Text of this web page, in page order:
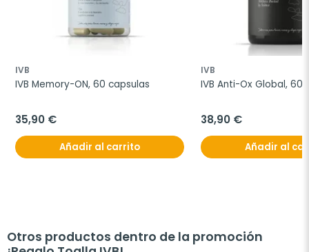
IVB
IVB Memory-ON, 60 capsulas
35,90 €
Añadir al carrito
IVB
IVB Anti-Ox Global, 60
38,90 €
Añadir al
Otros productos dentro de la promoción